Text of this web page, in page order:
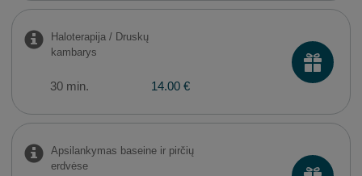
Haloterapija / Druskų
kambarys
30 min. 14.00 €
Apsilankymas baseine ir pirčių
erdvėse